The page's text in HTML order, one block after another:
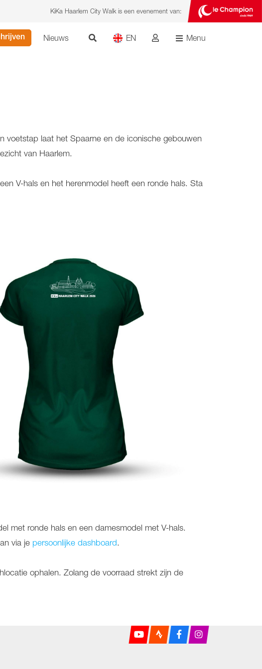
KiKa Haarlem City Walk is een evenement van:
Nieuws EN Menu
voetstap laat het Spaarne en de iconische gebouwen
van Haarlem.
V-hals en het herenmodel heeft een ronde hals. Sta
met ronde hals en een damesmodel met V-hals.
via je persoonlijke dashboard.
ophalen. Zolang de voorraad strekt zijn de